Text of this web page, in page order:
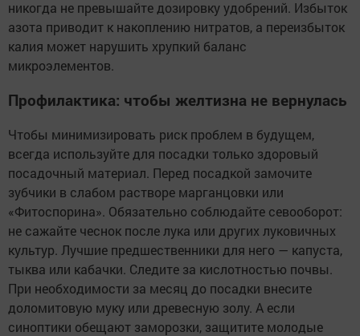
никогда не превышайте дозировку удобрений. Избыток
азота приводит к накоплению нитратов, а переизбыток
калия может нарушить хрупкий баланс
микроэлементов.
Профилактика: чтобы желтизна не вернулась
Чтобы минимизировать риск проблем в будущем,
всегда используйте для посадки только здоровый
посадочный материал. Перед посадкой замочите
зубчики в слабом растворе марганцовки или
«Фитоспорина». Обязательно соблюдайте севооборот:
не сажайте чеснок после лука или других луковичных
культур. Лучшие предшественники для него — капуста,
тыква или кабачки. Следите за кислотностью почвы.
При необходимости за месяц до посадки внесите
доломитовую муку или древесную золу. А если
синоптики обещают заморозки, защитите молодые